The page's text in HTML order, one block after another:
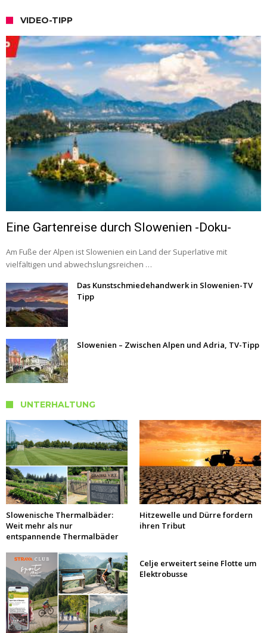
VIDEO-TIPP
Eine Gartenreise durch Slowenien -Doku-
Am Fuße der Alpen ist Slowenien ein Land der Superlative mit
vielfältigen und abwechslungsreichen …
Das Kunstschmiedehandwerk in Slowenien-TV
Tipp
Slowenien – Zwischen Alpen und Adria, TV-Tipp
UNTERHALTUNG
Slowenische Thermalbäder:
Weit mehr als nur
entspannende Thermalbäder
Hitzewelle und Dürre fordern
ihren Tribut
Celje erweitert seine Flotte um
Elektrobusse